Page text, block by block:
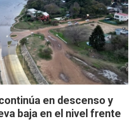
en descenso y
baja en el nivel frente